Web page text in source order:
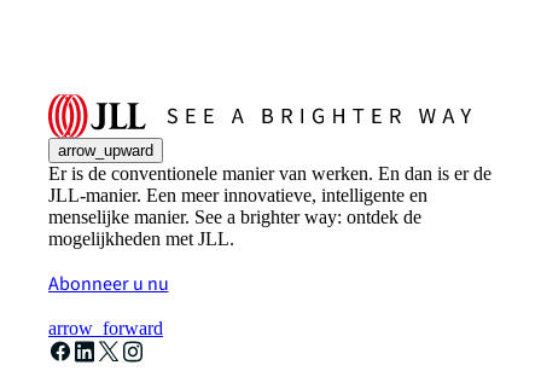
arrow_upward
Er is de conventionele manier van werken. En dan is er de
JLL-manier. Een meer innovatieve, intelligente en
menselijke manier. See a brighter way: ontdek de
mogelijkheden met JLL.
Abonneer u nu
arrow_forward